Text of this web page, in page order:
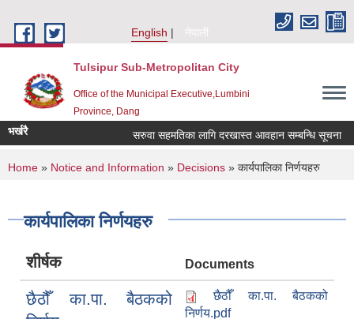
English
नेपाली
Tulsipur Sub-Metropolitan City
Office of the Municipal Executive,Lumbini
Province, Dang
भर्खरै सरुवा सहमतिका लागि दरखास्त आवहान सम्बन्धि सूचना
You are here
Home » Notice and Information » Decisions » कार्यपालिका निर्णयहरु
कार्यपालिका निर्णयहरु
शीर्षक Documents
छैठौँ का.पा. बैठकको
छैठौँ का.पा. बैठकको
निर्णय.pdf